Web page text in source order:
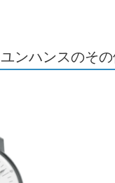
ユンハンスのそ